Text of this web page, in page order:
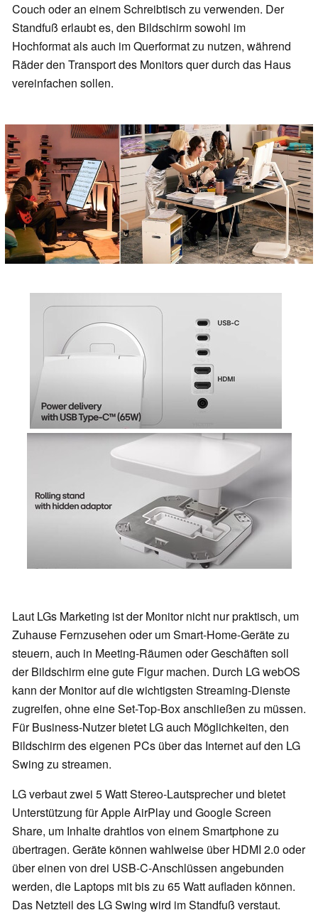
Couch oder an einem Schreibtisch zu verwenden. Der
Standfuß erlaubt es, den Bildschirm sowohl im
Hochformat als auch im Querformat zu nutzen, während
Räder den Transport des Monitors quer durch das Haus
vereinfachen sollen.
Laut LGs Marketing ist der Monitor nicht nur praktisch, um
Zuhause Fernzusehen oder um Smart-Home-Geräte zu
steuern, auch in Meeting-Räumen oder Geschäften soll
der Bildschirm eine gute Figur machen. Durch LG webOS
kann der Monitor auf die wichtigsten Streaming-Dienste
zugreifen, ohne eine Set-Top-Box anschließen zu müssen.
Für Business-Nutzer bietet LG auch Möglichkeiten, den
Bildschirm des eigenen PCs über das Internet auf den LG
Swing zu streamen.
LG verbaut zwei 5 Watt Stereo-Lautsprecher und bietet
Unterstützung für Apple AirPlay und Google Screen
Share, um Inhalte drahtlos von einem Smartphone zu
übertragen. Geräte können wahlweise über HDMI 2.0 oder
über einen von drei USB-C-Anschlüssen angebunden
werden, die Laptops mit bis zu 65 Watt aufladen können.
Das Netzteil des LG Swing wird im Standfuß verstaut.